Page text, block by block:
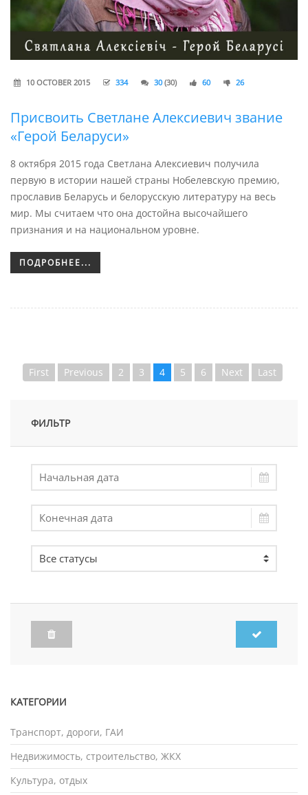
10 OCTOBER 2015 334 30 (30) 60 26
Присвоить Светлане Алексиевич звание
«Герой Беларуси»
8 октября 2015 года Светлана Алексиевич получила
первую в истории нашей страны Нобелевскую премию,
прославив Беларусь и белорусскую литературу на весь
мир. Мы считаем что она достойна высочайшего
признания и на национальном уровне.
ПОДРОБНЕЕ...
First Previous 2 3 4 5 6 Next Last
ФИЛЬТР
КАТЕГОРИИ
Транспорт, дороги, ГАИ
Недвижимость, строительство, ЖКХ
Культура, отдых